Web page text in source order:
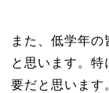
また、低学年
と思います。
要だと思います